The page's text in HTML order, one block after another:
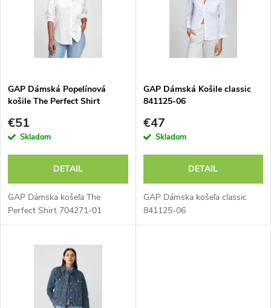
e
p
r
o
d
s
p
r
d
u
GAP Dámská Popelínová
košile The Perfect Shirt
€51
Skladom
DETAIL
GAP Dámska košeľa The
Perfect Shirt 704271-01
GAP Dámská Košile classic
841125-06
€47
Skladom
DETAIL
GAP Dámska košeľa classic
841125-06